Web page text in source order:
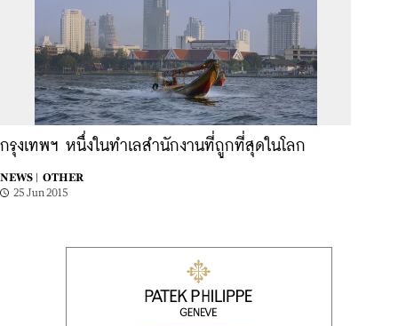
กรุงเทพฯ หนึ่งในทำเลสำนักงานที่ถูกที่สุดในโลก
NEWS |
OTHER
25 Jun 2015